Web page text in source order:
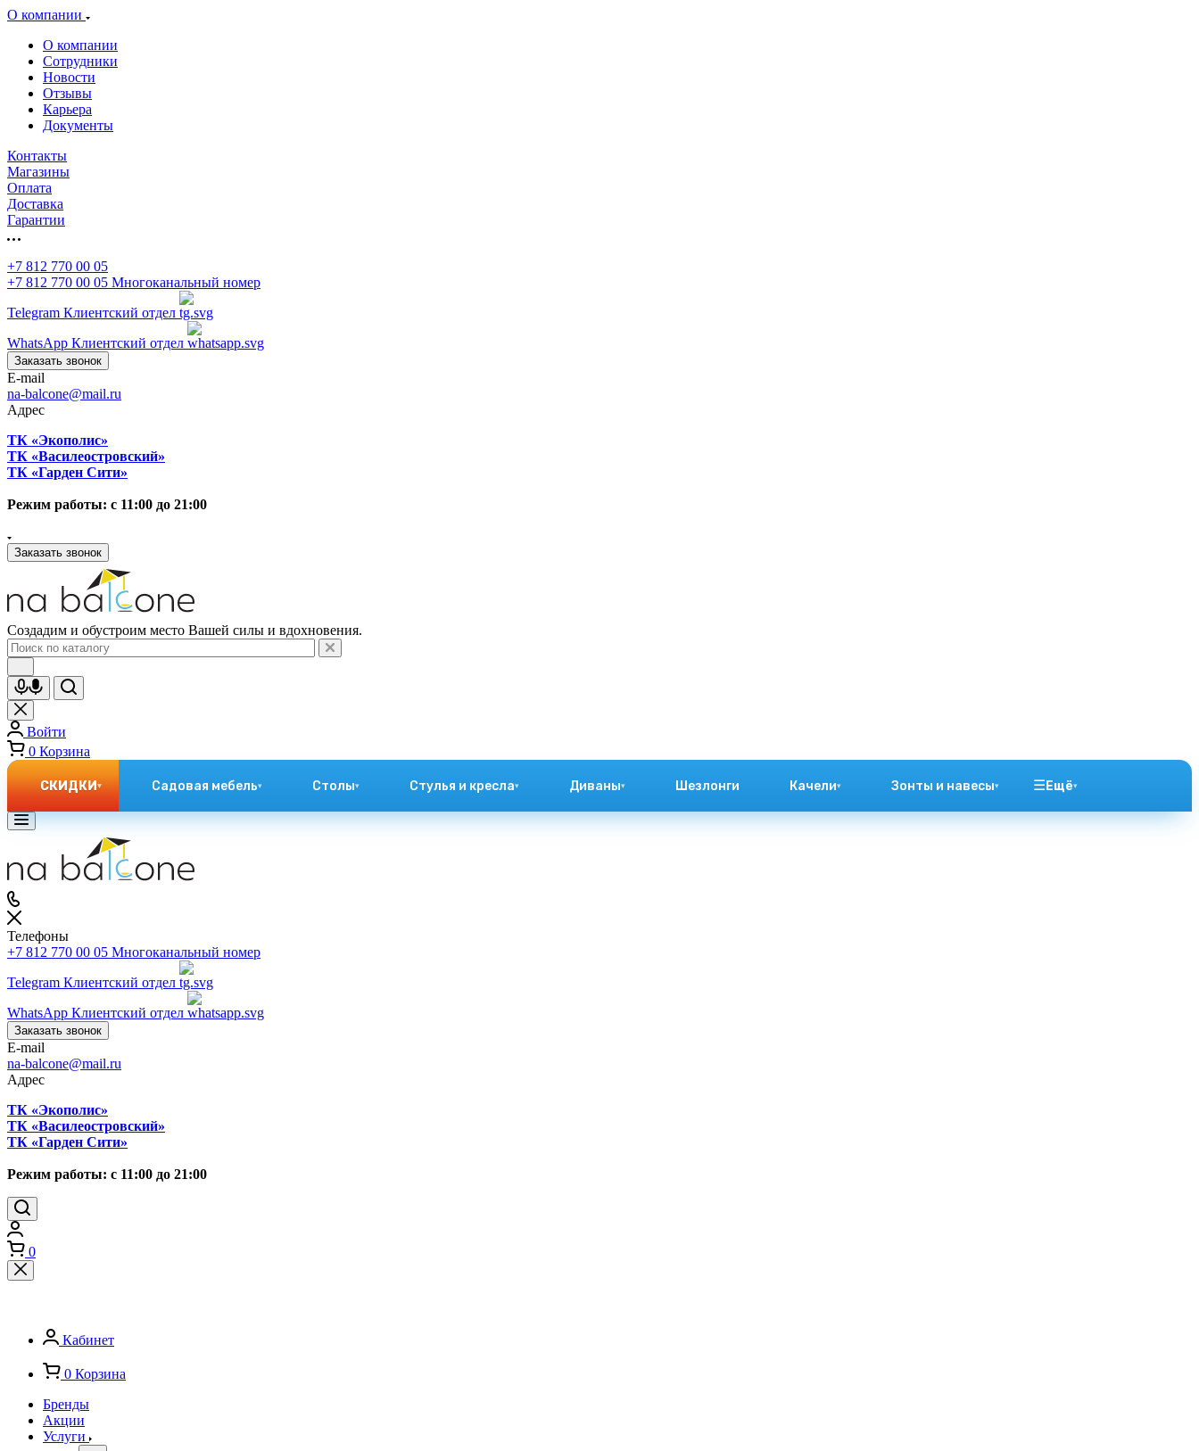
О компании
О компании
Сотрудники
Новости
Отзывы
Карьера
Документы
Контакты
Магазины
Оплата
Доставка
Гарантии
+7 812 770 00 05
+7 812 770 00 05 Многоканальный номер
Telegram Клиентский отдел
WhatsApp Клиентский отдел
Заказать звонок
E-mail
na-balcone@mail.ru
Адрес
ТК «Экополис»
ТК «Василеостровский»
ТК «Гарден Сити»
Режим работы: с 11:00 до 21:00
Заказать звонок
Создадим и обустроим место Вашей силы и вдохновения.
Войти
0 Корзина
СКИДКИ▾ Садовая мебель▾ Столы▾ Стулья и кресла▾ Диваны▾ Шезлонги Качели▾ Зонты и навесы▾ ☰ Ещё▾
Телефоны
+7 812 770 00 05 Многоканальный номер
Telegram Клиентский отдел
WhatsApp Клиентский отдел
Заказать звонок
E-mail
na-balcone@mail.ru
Адрес
ТК «Экополис»
ТК «Василеостровский»
ТК «Гарден Сити»
Режим работы: с 11:00 до 21:00
0
Кабинет
0 Корзина
Бренды
Акции
Услуги